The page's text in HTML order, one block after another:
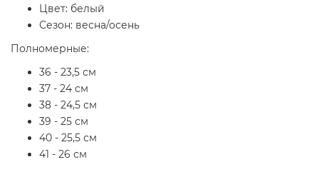
Цвет: белый
Сезон: весна/осень
Полномерные:
36 - 23,5 см
37 - 24 см
38 - 24,5 см
39 - 25 см
40 - 25,5 см
41 - 26 см